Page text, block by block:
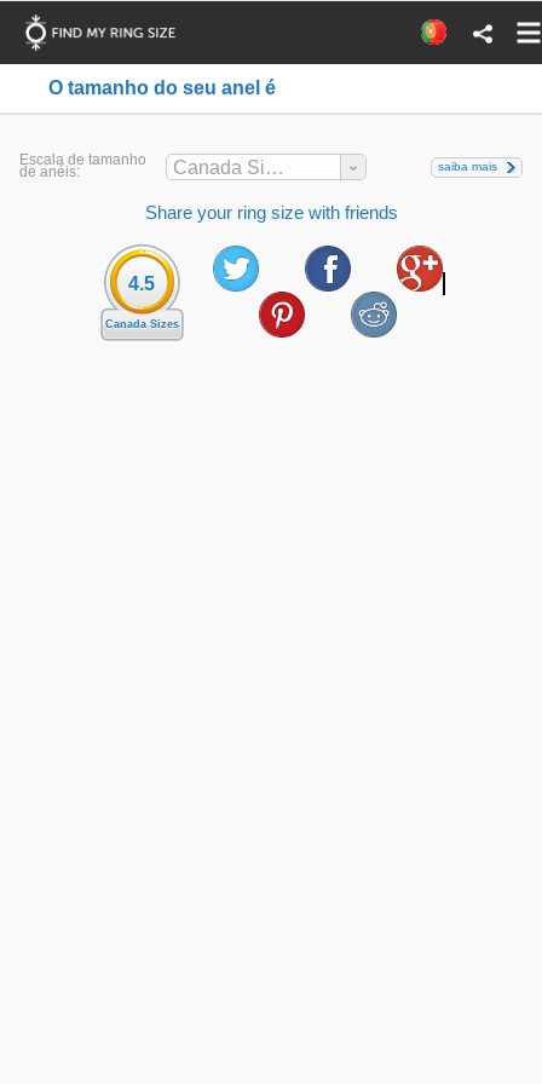
O tamanho do seu anel é
Escala de tamanho
de anéis: Canada Sizes saiba mais
Share your ring size with friends
4.5
Canada Sizes